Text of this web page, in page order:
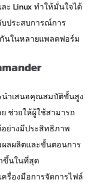
ละ Linux ทำให้มั่นใจได้
บประสบการณ์การ
นในหลายแพลตฟอร์ม
นำเสนอคุณสมบัติขั้นสูง
ช่วยให้ผู้ใช้สามารถ
ย่างมีประสิทธิภาพ
ลผลิตและขั้นตอนการ
ขึ้นในที่สุด
ครื่องมือการจัดการไฟล์